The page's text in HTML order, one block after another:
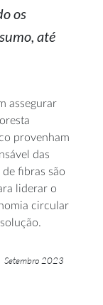
os
até
assegurar
provenham
das
fibras são
liderar o
circular
Setembro 2023